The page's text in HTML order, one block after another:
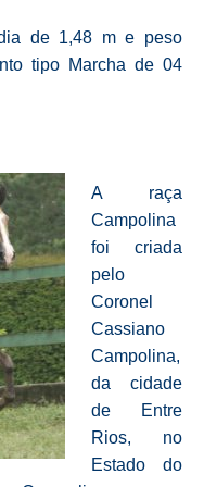
de 1,48 m e peso
tipo Marcha de 04
A raça
Campolina
foi criada
pelo
Coronel
Cassiano
Campolina,
da cidade
de Entre
Rios, no
Estado do